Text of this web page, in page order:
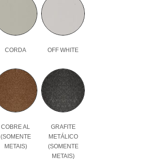
CORDA OFF WHITE
COBRE AL
(SOMENTE
METAIS)
GRAFITE
METÁLICO
(SOMENTE
METAIS)